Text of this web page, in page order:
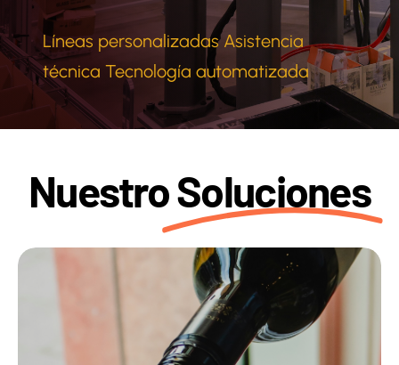
Líneas personalizadas Asistencia
técnica Tecnología automatizada
NuestroSoluciones